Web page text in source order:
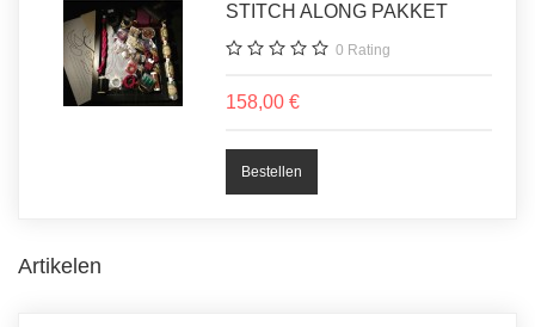
STITCH ALONG PAKKET
0 Rating
158,00 €
Artikelen